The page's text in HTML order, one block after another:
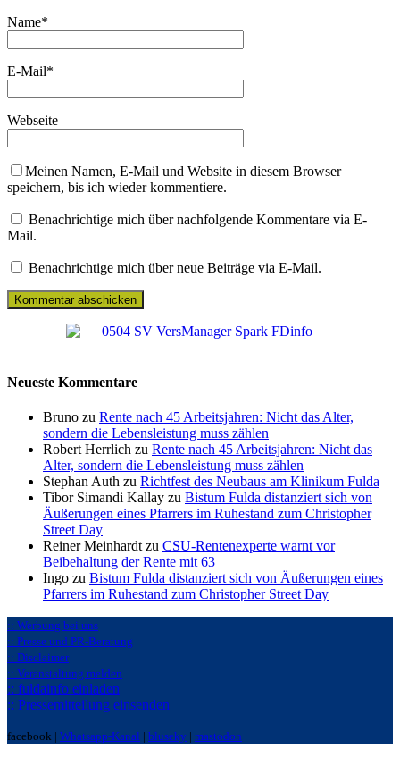
Name*
E-Mail*
Webseite
Meinen Namen, E-Mail und Website in diesem Browser
speichern, bis ich wieder kommentiere.
Benachrichtige mich über nachfolgende Kommentare via E-
Mail.
Benachrichtige mich über neue Beiträge via E-Mail.
Neueste Kommentare
Bruno zu Rente nach 45 Arbeitsjahren: Nicht das Alter,
sondern die Lebensleistung muss zählen
Robert Herrlich zu Rente nach 45 Arbeitsjahren: Nicht das
Alter, sondern die Lebensleistung muss zählen
Stephan Auth zu Richtfest des Neubaus am Klinikum Fulda
Tibor Simandi Kallay zu Bistum Fulda distanziert sich von
Äußerungen eines Pfarrers im Ruhestand zum Christopher
Street Day
Reiner Meinhardt zu CSU-Rentenexperte warnt vor
Beibehaltung der Rente mit 63
Ingo zu Bistum Fulda distanziert sich von Äußerungen eines
Pfarrers im Ruhestand zum Christopher Street Day
:: Werbung bei uns
:: Presse und PR-Beratung
:: Disclaimer
:: Veranstaltung melden
:: fuldainfo einladen
:: Pressemitteilung einsenden
facebook | Whatsapp-Kanal | bluseky | mastodon